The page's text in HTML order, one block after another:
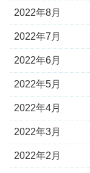
2022年8月
2022年7月
2022年6月
2022年5月
2022年4月
2022年3月
2022年2月